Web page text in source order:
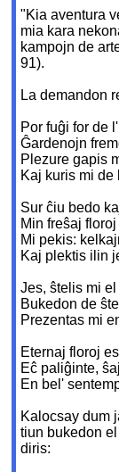
"Kia aventura
mia kara
kampojn de
91).
La demandon
Por fuĝi for de
Ĝardenojn
Plezure gapis
Kaj kuris mi de
Sur ĉiu bedo
Min freŝaj
Mi pekis:
Kaj plektis ilin
Jes, ŝtelis mi
Bukedon de
Prezentas mi
Eternaj floroj
Eĉ paliĝinte,
En bel'
Kalocsay dum
tiun bukedon
diris: